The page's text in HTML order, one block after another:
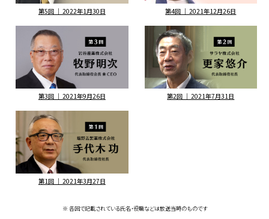
第5回 ｜ 2022年1月30日 第4回 ｜ 2021年12月26日
第3回 ｜ 2021年9月26日 第2回 ｜ 2021年7月31日
第1回 ｜ 2021年3月27日
※ 各回で記載されている氏名・役職などは放送当時のものです